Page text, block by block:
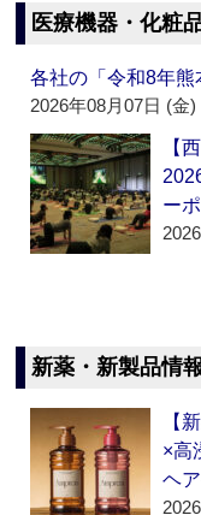
医療機器・化粧
各社の「令和8年熊
2026年08月07日 (金)
【
ー
新薬・新製品情
【
×高
ヘ